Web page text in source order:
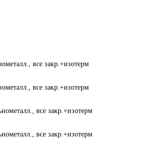
все закр.+изотерм
все закр.+изотерм
все закр.+изотерм
все закр.+изотерм